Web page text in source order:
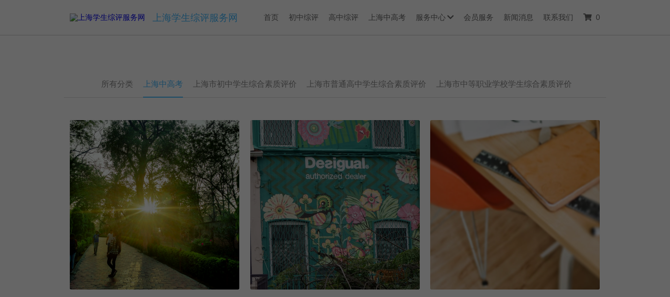
上海学生综评服务网 首页 初中综评 高中综评 上海中高考 服务中心 会员服务 新闻消息 联系我们 0
所有分类 上海中高考 上海市初中学生综合素质评价 上海市普通高中学生综合素质评价 上海市中等职业学校学生综合素质评价